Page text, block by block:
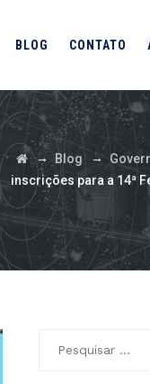
BLOG CONTATO
→ Blog →
inscrições para a 14ª